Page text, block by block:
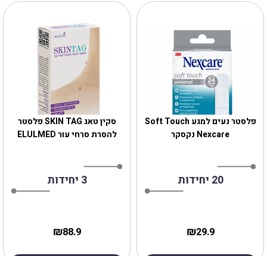
סקין טאג ‎SKIN‎ ‎TAG פלסטר
להסרת סרחי עור ELULMED
3 יחידות
88.9
₪
‎פלסטר נעים למגע Soft Touch
Nexcare נקסקר
20 יחידות
29.9
₪